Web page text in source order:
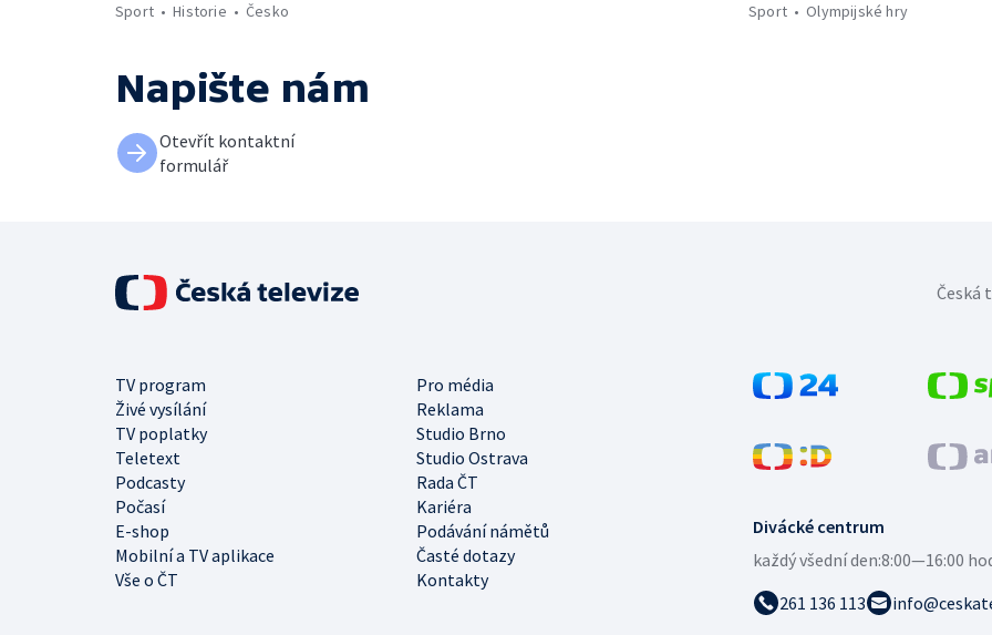
Sport
Historie Česko
Sport
Olympijské hry
Napište nám
Otevřít kontaktní
formulář
Divácké centrum
každý všední den:8:00—16:00
261 136 113
TV program
Pro média
Živé vysílání
Reklama
TV poplatky
Studio Brno
Teletext
Studio Ostrava
Podcasty
Rada ČT
Počasí
Kariéra
E-shop
Podávání námětů
Mobilní a TV aplikace
Časté dotazy
Vše o ČT
Kontakty
Česká